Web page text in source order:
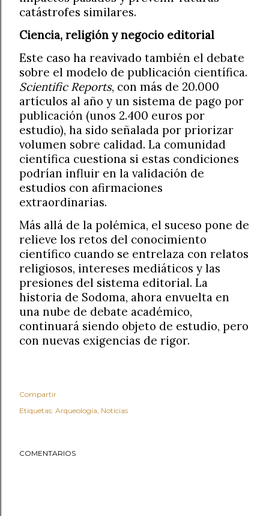
catástrofes similares.
Ciencia, religión y negocio editorial
Este caso ha reavivado también el debate
sobre el modelo de publicación científica.
Scientific Reports, con más de 20.000
artículos al año y un sistema de pago por
publicación (unos 2.400 euros por
estudio), ha sido señalada por priorizar
volumen sobre calidad. La comunidad
científica cuestiona si estas condiciones
podrían influir en la validación de
estudios con afirmaciones
extraordinarias.
Más allá de la polémica, el suceso pone de
relieve los retos del conocimiento
científico cuando se entrelaza con relatos
religiosos, intereses mediáticos y las
presiones del sistema editorial. La
historia de Sodoma, ahora envuelta en
una nube de debate académico,
continuará siendo objeto de estudio, pero
con nuevas exigencias de rigor.
Compartir
Etiquetas: Arqueología Noticias
COMENTARIOS